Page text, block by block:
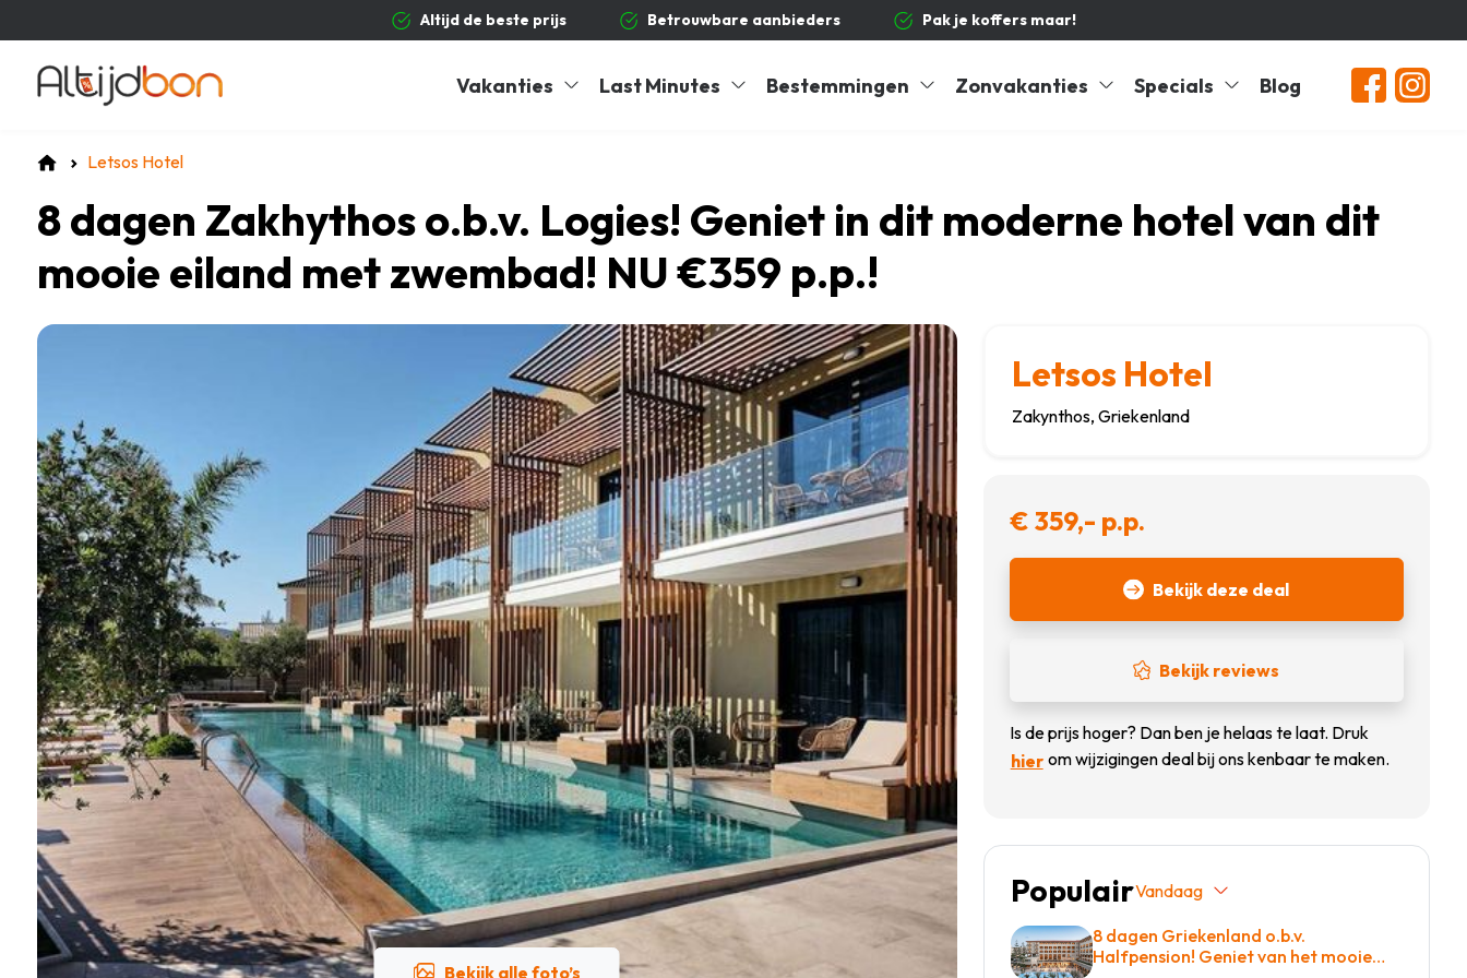
Altijd de beste prijs Betrouwbare aanbieders Pak je koffers maar!
Vakanties Last Minutes Bestemmingen Zonvakanties Specials Blog
Letsos Hotel
8 dagen Zakhythos o.b.v. Logies! Geniet in dit moderne hotel van dit
mooie eiland met zwembad! NU €359 p.p.!
Bekijk alle foto’s
Letsos Hotel
Zakynthos, Griekenland
€ 359,- p.p.
Bekijk deze deal
Bekijk reviews
Is de prijs hoger? Dan ben je helaas te laat. Druk
hier om wijzigingen deal bij ons kenbaar te maken.
PopulairVandaag
8 dagen Griekenland o.b.v.
Halfpension! Geniet van het mooie